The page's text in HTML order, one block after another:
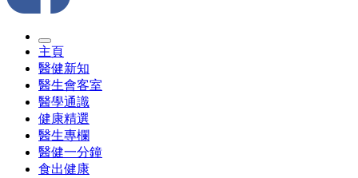
主頁
醫健新知
醫生會客室
醫學通識
健康精選
醫生專欄
醫健一分鐘
食出健康